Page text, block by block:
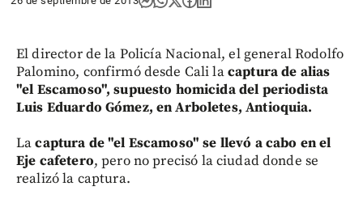
El director de la Policía Nacional, el general Rodolfo
Palomino, confirmó desde Cali lacaptura de alias
"el Escamoso", supuesto homicida del periodista
Luis Eduardo Gómez, en Arboletes, Antioquia.
Lacaptura de "el Escamoso" se llevó a cabo en el
Eje cafetero, pero no precisó la ciudad donde se
realizó la captura.